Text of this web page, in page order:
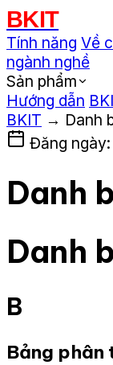
BKIT
Tính năng Về
ngành nghề
Sản phẩm
Hướng dẫn
BKIT → Danh
Đăng
Danh
Danh
B
Bảng phân